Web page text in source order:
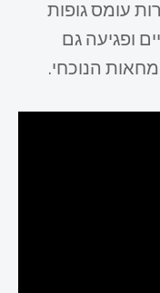
עומס גופות
ופגיעה גם
הנוכחי.